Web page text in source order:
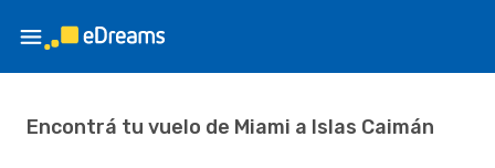
Encontrá tu vuelo de Miami a Islas Caimán